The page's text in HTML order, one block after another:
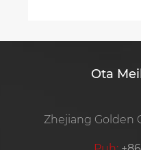
Ota
Zhejiang Golden